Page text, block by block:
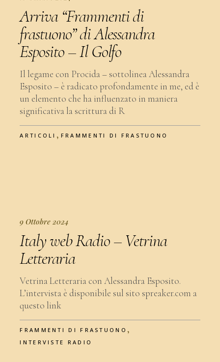
Arriva “Frammenti di
frastuono” di Alessandra
Esposito – Il Golfo
Il legame con Procida – sottolinea Alessandra
Esposito – è radicato profondamente in me, ed è
un elemento che ha influenzato in maniera
significativa la scrittura di R
ARTICOLI , FRAMMENTI DI FRASTUONO
9 Ottobre 2024
Italy web Radio – Vetrina
Letteraria
Vetrina Letteraria con Alessandra Esposito.
L’intervista è disponibile sul sito spreaker.com a
questo link
FRAMMENTI DI FRASTUONO ,
INTERVISTE RADIO